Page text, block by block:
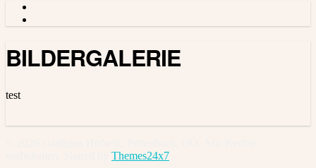
BILDERGALERIE
test
Themes24x7